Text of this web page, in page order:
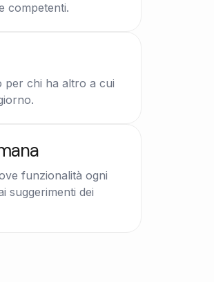
competenti.
per chi ha altro a cui
funzionalità ogni
suggerimenti dei